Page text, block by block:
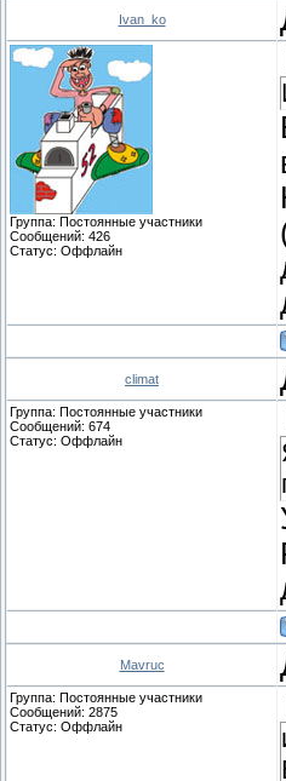
Ivan_ko
Группа: Постоянные участники
Сообщений: 426
Статус: Оффлайн
climat
Группа: Постоянные участники
Сообщений: 674
Статус: Оффлайн
Mavruc
Группа: Постоянные участники
Сообщений: 2875
Статус: Оффлайн